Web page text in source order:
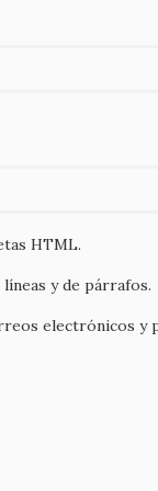
HTML.
y de párrafos.
electrónicos y